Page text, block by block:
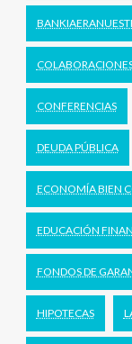
CONFERENCIAS
DEUDA PÚBLICA
ECONOMÍA BIEN
EDUCACIÓN
FONDOS DE
HIPOTECAS